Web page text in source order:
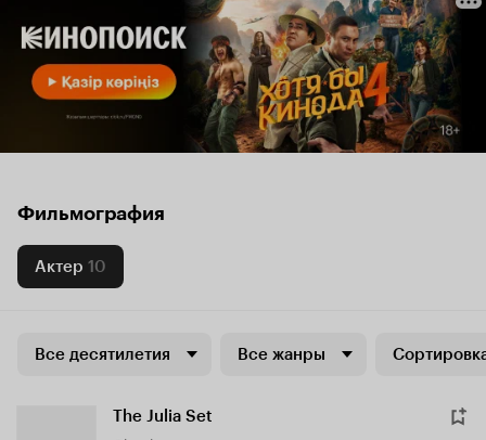
Фильмография
Актер 10
Все десятилетия Все жанры
The Julia Set